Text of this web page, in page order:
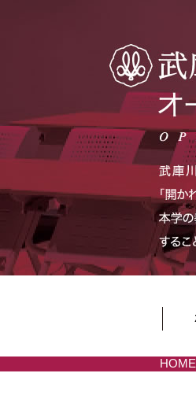
HOME